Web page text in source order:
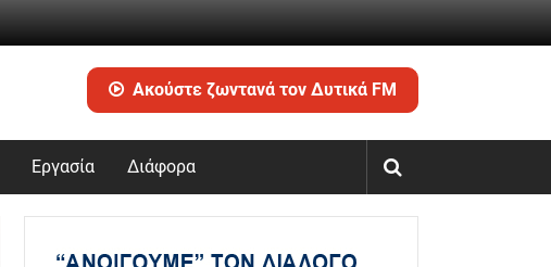
Ακούστε ζωντανά τον Δυτικά FM
Εργασία Διάφορα